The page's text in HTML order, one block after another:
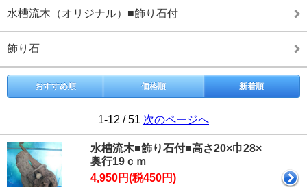
水槽流木（オリジナル）■飾り石付
飾り石
おすすめ順 価格順 新着順
1-12 / 51 次のページへ
水槽流木■飾り石付■高さ20×巾28×
奥行19ｃｍ
4,950円(税450円)